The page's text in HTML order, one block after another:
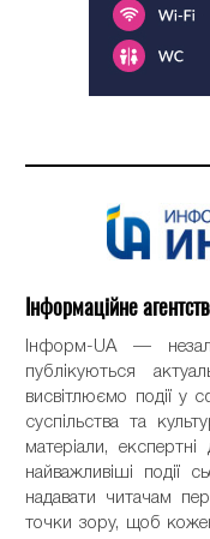
Інформаційне
Інформ-UA —
публікуються
висвітлюємо події у
суспільства та
матеріали,
найважливіші події
надавати читачам
точки зору, щоб